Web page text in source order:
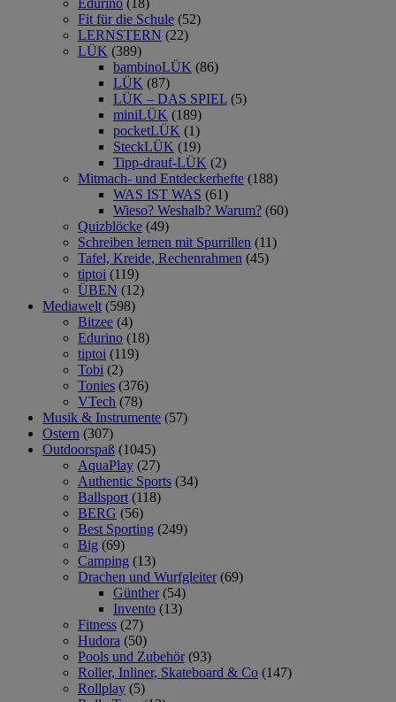
Edurino (18)
Fit für die Schule (52)
LERNSTERN (22)
LÜK (389)
bambinoLÜK (86)
LÜK (87)
LÜK – DAS SPIEL (5)
miniLÜK (189)
pocketLÜK (1)
SteckLÜK (19)
Tipp-drauf-LÜK (2)
Mitmach- und Entdeckerhefte (188)
WAS IST WAS (61)
Wieso? Weshalb? Warum? (60)
Quizblöcke (49)
Schreiben lernen mit Spurrillen (11)
Tafel, Kreide, Rechenrahmen (45)
tiptoi (119)
ÜBEN (12)
Mediawelt (598)
Bitzee (4)
Edurino (18)
tiptoi (119)
Tobi (2)
Tonies (376)
VTech (78)
Musik & Instrumente (57)
Ostern (307)
Outdoorspaß (1045)
AquaPlay (27)
Authentic Sports (34)
Ballsport (118)
BERG (56)
Best Sporting (249)
Big (69)
Camping (13)
Drachen und Wurfgleiter (69)
Günther (54)
Invento (13)
Fitness (27)
Hudora (50)
Pools und Zubehör (93)
Roller, Inliner, Skateboard & Co (147)
Rollplay (5)